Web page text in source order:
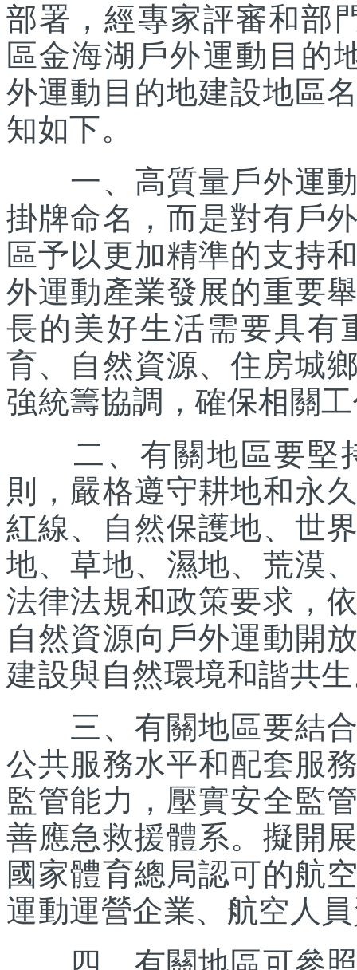
部署，經專家評審和部
區金海湖戶外運動目的
外運動目的地建設地區
知如下。
一、高質量戶外運動
掛牌命名，而是對有戶
區予以更加精準的支持
外運動產業發展的重要
長的美好生活需要具有
育、自然資源、住房城
強統籌協調，確保相關
二、有關地區要堅
則，嚴格遵守耕地和永
紅線、自然保護地、世
地、草地、濕地、荒漠
法律法規和政策要求，
自然資源向戶外運動開
建設與自然環境和諧共
三、有關地區要結合
公共服務水平和配套服
監管能力，壓實安全監
善應急救援體系。擬開
國家體育總局認可的航
運動運營企業、航空人
四、有關地區可參照